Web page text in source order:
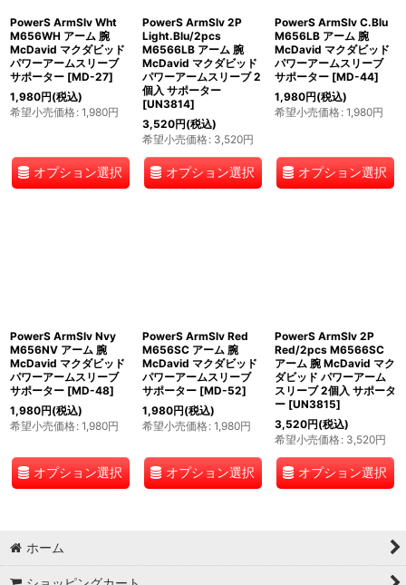
PowerS ArmSlv Wht
M656WH アーム 腕
McDavid マクダビッド
パワーアームスリーブ
サポーター [MD-27]
1,980円(税込)
希望小売価格: 1,980円
オプション選択
PowerS ArmSlv 2P
Light.Blu/2pcs
M6566LB アーム 腕
McDavid マクダビッド
パワーアームスリーブ 2
個入 サポーター
[UN3814]
3,520円(税込)
希望小売価格: 3,520円
オプション選択
PowerS ArmSlv C.Blu
M656LB アーム 腕
McDavid マクダビッド
パワーアームスリーブ
サポーター [MD-44]
1,980円(税込)
希望小売価格: 1,980円
オプション選択
PowerS ArmSlv Nvy
M656NV アーム 腕
McDavid マクダビッド
パワーアームスリーブ
サポーター [MD-48]
1,980円(税込)
希望小売価格: 1,980円
オプション選択
PowerS ArmSlv Red
M656SC アーム 腕
McDavid マクダビッド
パワーアームスリーブ
サポーター [MD-52]
1,980円(税込)
希望小売価格: 1,980円
オプション選択
PowerS ArmSlv 2P
Red/2pcs M6566SC
アーム 腕 McDavid マク
ダビッド パワーアーム
スリーブ 2個入 サポータ
ー [UN3815]
3,520円(税込)
希望小売価格: 3,520円
オプション選択
ホーム